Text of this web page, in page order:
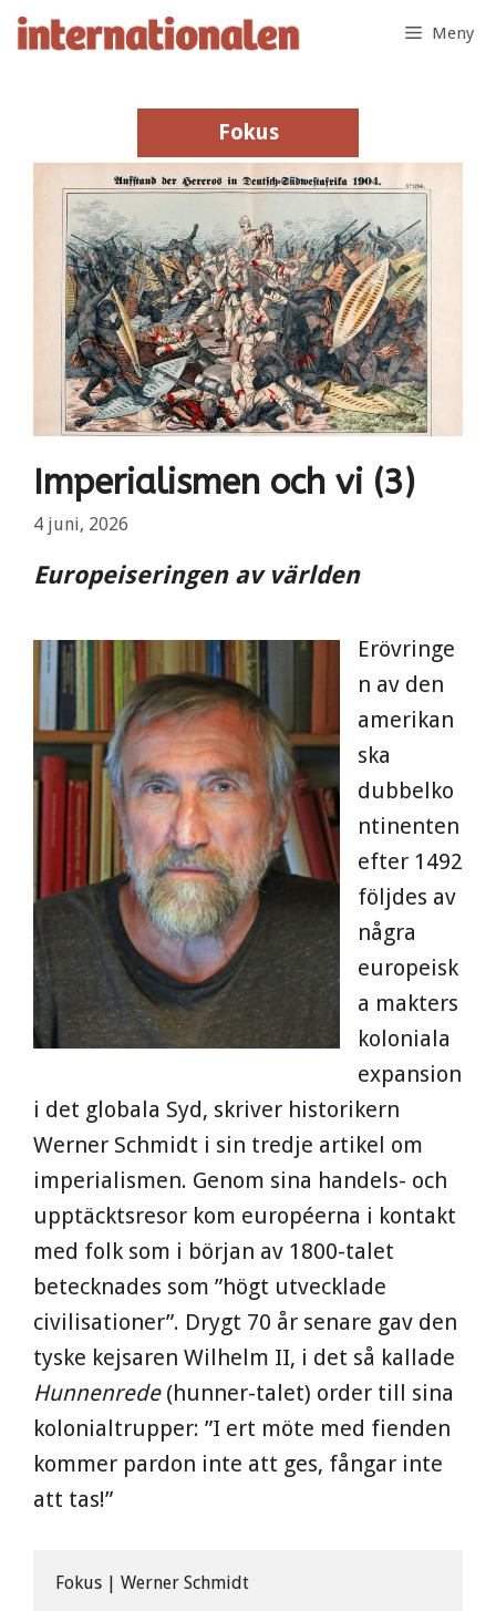
Hoppa
Meny
Fokus
Fokus
Imperialismen och vi (3)
4 juni, 2026
Europeiseringen av världen
Erövringe
n av den
amerikan
ska
dubbelko
ntinenten
efter 1492
följdes av
några
europeisk
a makters
koloniala
expansion
i det globala Syd, skriver historikern
Werner Schmidt i sin tredje artikel om
imperialismen. Genom sina handels- och
upptäcktsresor kom européerna i kontakt
med folk som i början av 1800-talet
betecknades som ”högt utvecklade
civilisationer”. Drygt 70 år senare gav den
tyske kejsaren Wilhelm II, i det så kallade
Hunnenrede(hunner-talet) order till sina
kolonialtrupper: ”I ert möte med fienden
kommer pardon inte att ges, fångar inte
att tas!”
Fokus | Werner Schmidt